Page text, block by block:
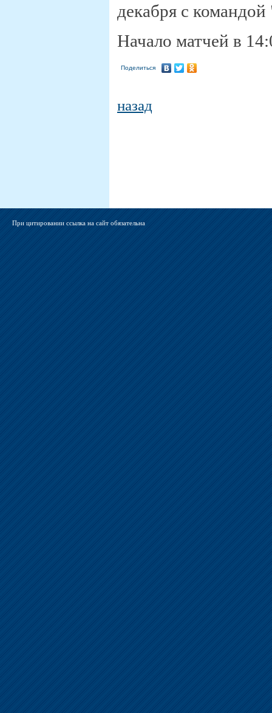
декабря с
Начало матчей в
Поделиться
назад
При цитировании ссылка на сайт обязательна